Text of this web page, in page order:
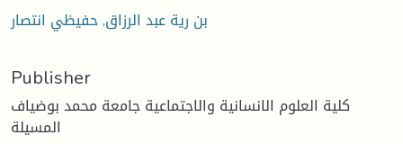
بن رية عبد الرزاق, حفيظي انتصار
Publisher
كلية العلوم الانسانية والاجتماعية جامعة محمد بوضياف
المسيلة